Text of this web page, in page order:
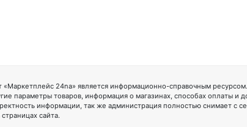
«Маркетплейс 24na» является информационно-справочным
параметры товаров, информация о магазинах, способах оплаты и
информации, так же администрация полностью снимает с
сайта.